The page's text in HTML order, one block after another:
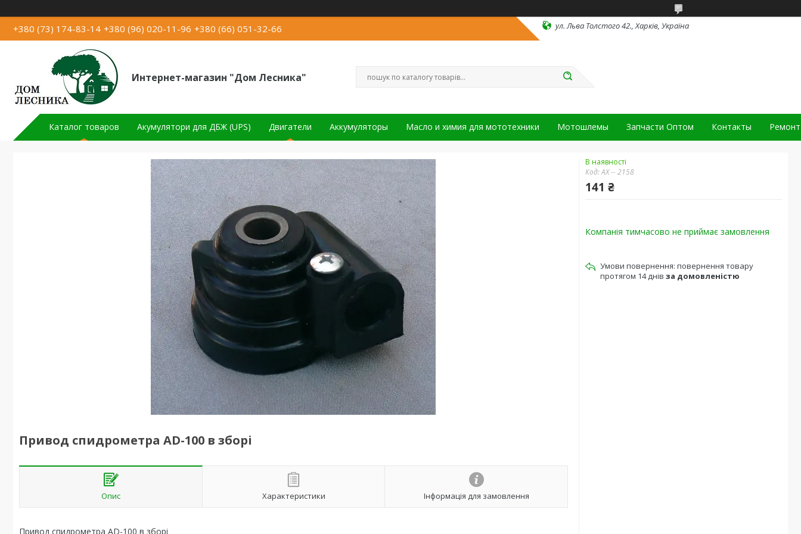
+380 (73) 174-83-14 +380 (96) 020-11-96 +380 (66) 051-32-66 ул. Льва Толстого 42., Харків, Україна
Интернет-магазин "Дом Лесника"
Каталог товаров Акумулятори для ДБЖ (UPS) Двигатели Аккумуляторы Масло и химия для мототехники Мотошлемы Запчасти Оптом Контакты Ремонт
Привод спидрометра AD-100 в зборі
Опис Характеристики Інформація для замовлення
Привод спидрометра AD-100 в зборі
В наявності
Код:АХ -- 2158
141 ₴
Компанія тимчасово не приймає замовлення
повернення товару
протягом 14 днів за домовленістю